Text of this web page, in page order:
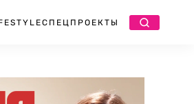
СПЕЦПРОЕКТЫ